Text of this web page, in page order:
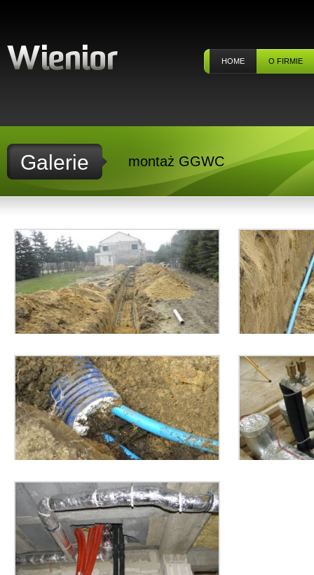
HOME O FIRMIE
Galerie montaż GGWC